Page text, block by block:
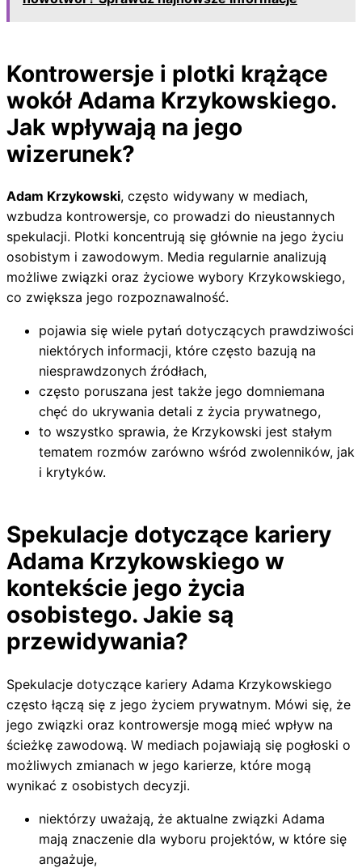
Kontrowersje i plotki krążące
wokół Adama Krzykowskiego.
Jak wpływają na jego
wizerunek?
Adam Krzykowski, często widywany w mediach,
wzbudza kontrowersje, co prowadzi do nieustannych
spekulacji. Plotki koncentrują się głównie na jego życiu
osobistym i zawodowym. Media regularnie analizują
możliwe związki oraz życiowe wybory Krzykowskiego,
co zwiększa jego rozpoznawalność.
pojawia się wiele pytań dotyczących prawdziwości
niektórych informacji, które często bazują na
niesprawdzonych źródłach,
często poruszana jest także jego domniemana
chęć do ukrywania detali z życia prywatnego,
to wszystko sprawia, że Krzykowski jest stałym
tematem rozmów zarówno wśród zwolenników, jak
i krytyków.
Spekulacje dotyczące kariery
Adama Krzykowskiego w
kontekście jego życia
osobistego. Jakie są
przewidywania?
Spekulacje dotyczące kariery Adama Krzykowskiego
często łączą się z jego życiem prywatnym. Mówi się, że
jego związki oraz kontrowersje mogą mieć wpływ na
ścieżkę zawodową. W mediach pojawiają się pogłoski o
możliwych zmianach w jego karierze, które mogą
wynikać z osobistych decyzji.
niektórzy uważają, że aktualne związki Adama
mają znaczenie dla wyboru projektów, w które się
angażuje,